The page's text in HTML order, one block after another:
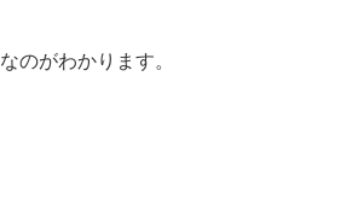
のがわかります。